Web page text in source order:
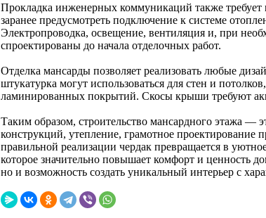
Прокладка инженерных коммуникаций также
заранее предусмотреть подключение к системе
Электропроводка, освещение, вентиляция и, при
спроектированы до начала отделочных работ.
Отделка мансарды позволяет реализовать любые
штукатурка могут использоваться для стен и
ламинированных покрытий. Скосы крыши требуют
Таким образом, строительство мансардного этажа
конструкций, утепление, грамотное
правильной реализации чердак превращается в
которое значительно повышает комфорт и ценность
но и возможность создать уникальный интерьер с